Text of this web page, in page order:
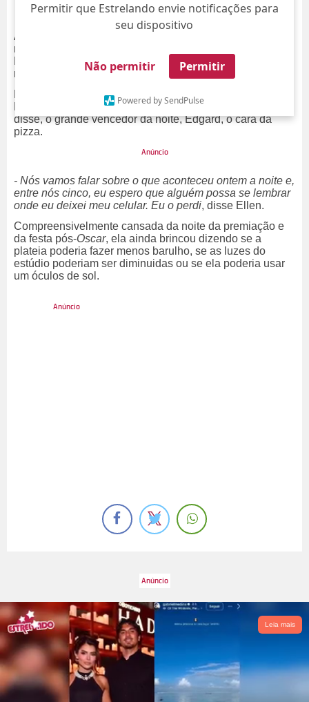
Permitir que Estrelando envie notificações para
seu dispositivo
Não permitir Permitir
Powered by SendPulse
Após tirar a
milhões de compartilhamentos, a apresentadora Elle
DeGeneres disse em seu programa que perdeu o celular
na noite do
Oscar.
The Ellen Showela anunciou os convidados: Jared
Leto, Cate Blanchett, Lupita Nyong'o e como ela mesma
disse, o grande vencedor da noite, Edgard, o cara da
pizza.
- Nós vamos falar sobre o que aconteceu ontem a noite e,
entre nós cinco, eu espero que alguém possa se lembrar
onde eu deixei meu celular. Eu o perdi, disse Ellen.
Compreensivelmente cansada da noite da premiação e
da festa pós-Oscar, ela ainda brincou dizendo se a
plateia poderia fazer menos barulho, se as luzes do
estúdio poderiam ser diminuidas ou se ela poderia usar
um óculos de sol.
Leia mais